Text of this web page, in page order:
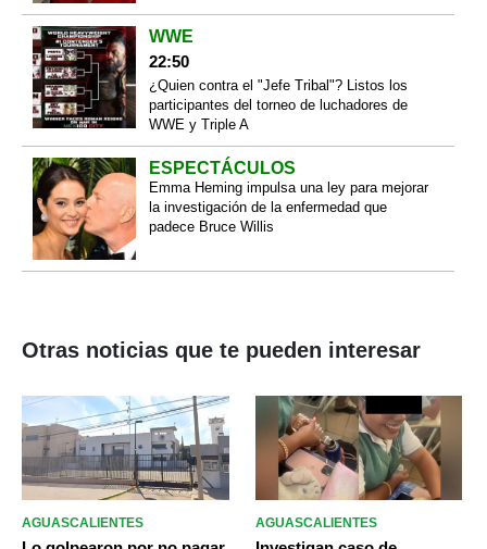
WWE
22:50
¿Quien contra el "Jefe Tribal"? Listos los
participantes del torneo de luchadores de
WWE y Triple A
ESPECTÁCULOS
Emma Heming impulsa una ley para mejorar
la investigación de la enfermedad que
padece Bruce Willis
Otras noticias que te pueden interesar
AGUASCALIENTES AGUASCALIENTES